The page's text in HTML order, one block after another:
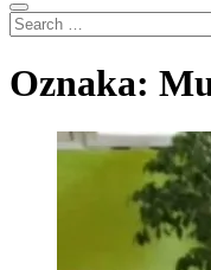
Search
…
Oznaka: